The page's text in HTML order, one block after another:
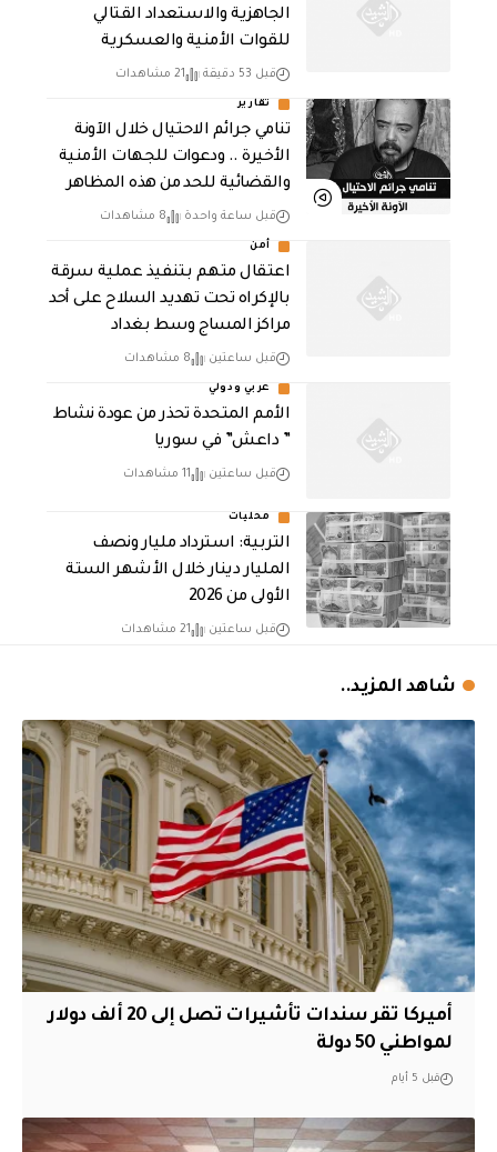
الجاهزية والاستعداد القتالي
للقوات الأمنية والعسكرية
قبل 53 دقيقة 21 مشاهدات
تقارير
تنامي جرائم الاحتيال خلال الآونة
الأخيرة .. ودعوات للجهات الأمنية
والقضائية للحد من هذه المظاهر
قبل ساعة واحدة 8 مشاهدات
أمن
اعتقال متهم بتنفيذ عملية سرقة
بالإكراه تحت تهديد السلاح على أحد
مراكز المساج وسط بغداد
قبل ساعتين 8 مشاهدات
عربي ودولي
الأمم المتحدة تحذر من عودة نشاط
” داعش” في سوريا
قبل ساعتين 11 مشاهدات
محليات
التربية: استرداد مليار ونصف
المليار دينار خلال الأشهر الستة
الأولى من 2026
قبل ساعتين 21 مشاهدات
شاهد المزيد..
أميركا تقر سندات تأشيرات تصل إلى 20 ألف دولار
لمواطني 50 دولة
قبل 5 أيام